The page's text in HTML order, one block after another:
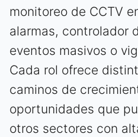
monitoreo de CCTV
alarmas, controlador
eventos masivos o
Cada rol ofrece
caminos de
oportunidades que
otros sectores con